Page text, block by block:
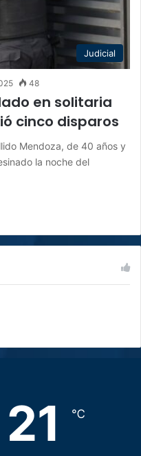
Judicial
48
en solitaria
cinco disparos
Mendoza, de 40 años y
la noche del
21 ℃